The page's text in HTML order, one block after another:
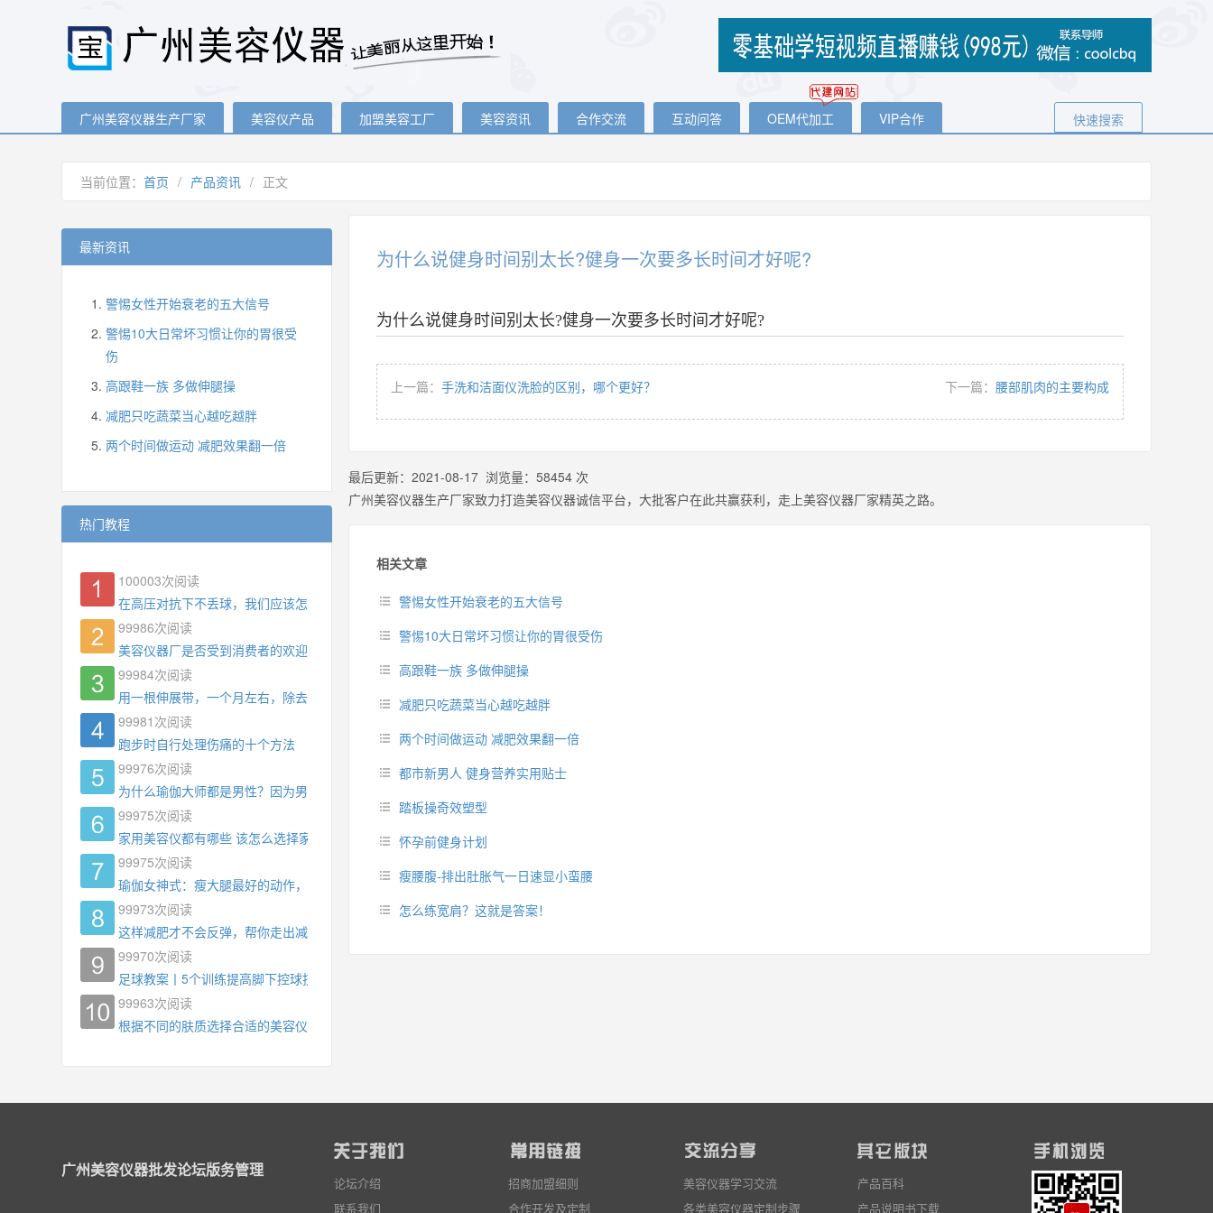
广州美容仪器生产厂家 美容仪产品 加盟美容工厂 美容资讯 合作交流 互动问答 OEM代加工 VIP合作 快速搜索
当前位置： 首页 / 产品资讯 / 正文
为什么说健身时间别太长?健身一次要多长时间才好呢?
为什么说健身时间别太长?健身一次要多长时间才好呢?
上一篇： 手洗和洁面仪洗脸的区别，哪个更好？ 下一篇： 腰部肌肉的主要构成
最后更新： 2021-08-17 浏览量： 58454 次
广州美容仪器生产厂家致力打造美容仪器诚信平台，大批客户在此共赢获利，走上美容仪器厂家精英之路。
相关文章
警惕女性开始衰老的五大信号
警惕10大日常坏习惯让你的胃很受伤
高跟鞋一族 多做伸腿操
减肥只吃蔬菜当心越吃越胖
两个时间做运动 减肥效果翻一倍
都市新男人 健身营养实用贴士
踏板操奇效塑型
怀孕前健身计划
瘦腰腹-排出肚胀气一日速显小蛮腰
怎么练宽肩？这就是答案！
最新资讯
警惕女性开始衰老的五大信号
警惕10大日常坏习惯让你的胃很受
伤
高跟鞋一族 多做伸腿操
减肥只吃蔬菜当心越吃越胖
两个时间做运动 减肥效果翻一倍
热门教程
100003次阅读
在高压对抗下不丢球，我们应该怎么练?
99986次阅读
美容仪器厂是否受到消费者的欢迎
99984次阅读
用一根伸展带，一个月左右，除去了手臂拜拜肉，背也变薄了
99981 次阅读
跑步时自行处理伤痛的十个方法
99976次阅读
为什么瑜伽大师都是男性？因为男权，让女性失去同等的机会
99975次阅读
家用美容仪都有哪些 该怎么选择家用美容仪
99975次阅读
瑜伽女神式：瘦大腿最好的动作，没有之一，为什么你练了没效果？
99973次阅读
这样减肥才不会反弹，帮你走出减肥瓶颈
99970次阅读
足球教案丨5个训练提高脚下控球技术
99963次阅读
根据不同的肤质选择合适的美容仪器
广州美容仪器批发论坛版务管理
论坛介绍
联系我们
招商加盟细则
合作开发及定制
美容仪器学习交流
各类美容仪器定制步骤
产品百科
产品说明书下载